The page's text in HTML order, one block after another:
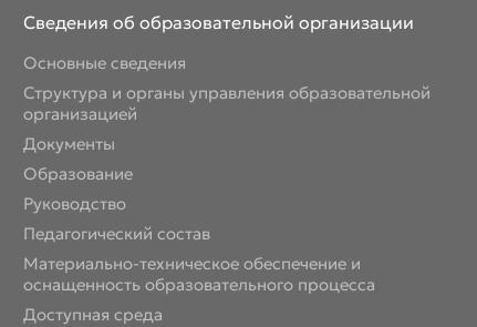
Сведения об образовательной организации
Основные сведения
Структура и органы управления образовательной
организацией
Документы
Образование
Руководство
Педагогический состав
Материально-техническое обеспечение и
оснащенность образовательного процесса
Доступная среда